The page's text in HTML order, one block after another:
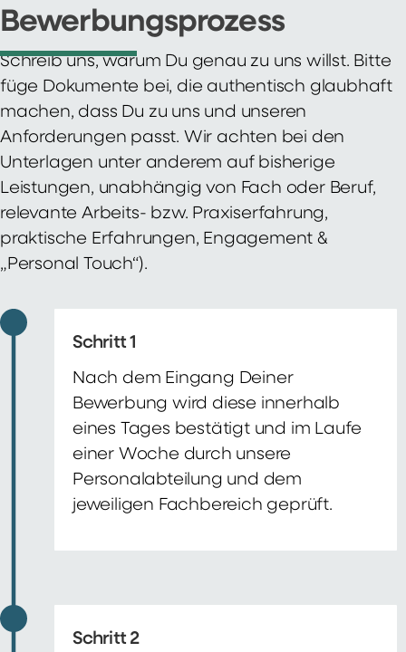
Bewerbungsprozess
Schreib uns, warum Du genau zu uns willst. Bitte
füge Dokumente bei, die authentisch glaubhaft
machen, dass Du zu uns und unseren
Anforderungen passt. Wir achten bei den
Unterlagen unter anderem auf bisherige
Leistungen, unabhängig von Fach oder Beruf,
relevante Arbeits- bzw. Praxiserfahrung,
praktische Erfahrungen, Engagement &
„Personal Touch“).
Schritt 1
Nach dem Eingang Deiner
Bewerbung wird diese innerhalb
eines Tages bestätigt und im Laufe
einer Woche durch unsere
Personalabteilung und dem
jeweiligen Fachbereich geprüft.
Schritt 2